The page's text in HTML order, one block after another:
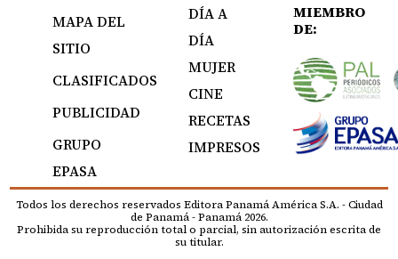
MAPA DEL
SITIO
CLASIFICADOS
PUBLICIDAD
GRUPO
EPASA
DÍA A
DÍA
MUJER
CINE
RECETAS
IMPRESOS
MIEMBRO
DE:
Todos los derechos reservados Editora Panamá América S.A. - Ciudad
de Panamá - Panamá 2026.
Prohibida su reproducción total o parcial, sin autorización escrita de
su titular.